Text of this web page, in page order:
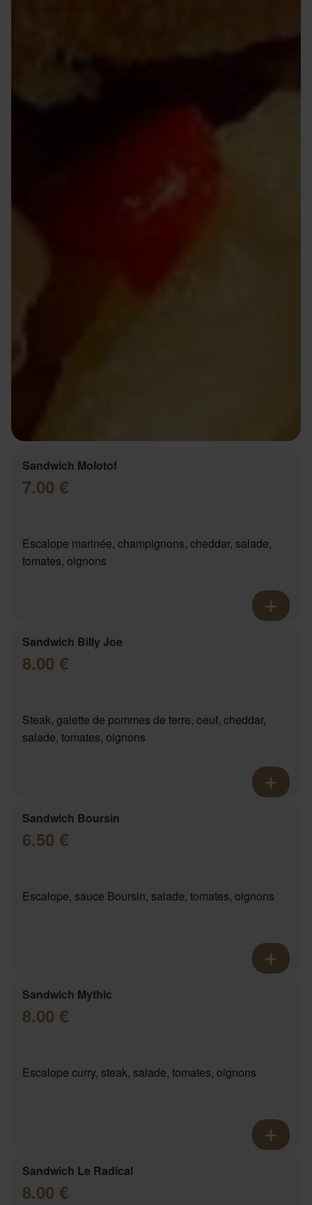
Sandwich Molotof
7.00 €
Escalope marinée, champignons, cheddar, salade,
tomates, oignons
Sandwich Billy Joe
8.00 €
Steak, galette de pommes de terre, oeuf, cheddar,
salade, tomates, oignons
Sandwich Boursin
6.50 €
Escalope, sauce Boursin, salade, tomates, oignons
Sandwich Mythic
8.00 €
Escalope curry, steak, salade, tomates, oignons
Sandwich Le Radical
8.00 €